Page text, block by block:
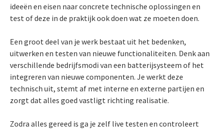
ideeën en eisen naar concrete technische oplossingen en
test of deze in de praktijk ook doen wat ze moeten doen.
Een groot deel van je werk bestaat uit het bedenken,
uitwerken en testen van nieuwe functionaliteiten. Denk aan
verschillende bedrijfsmodi van een batterijsysteem of het
integreren van nieuwe componenten. Je werkt deze
technisch uit, stemt af met interne en externe partijen en
zorgt dat alles goed vastligt richting realisatie.
Zodra alles gereed is ga je zelf live testen en controleert